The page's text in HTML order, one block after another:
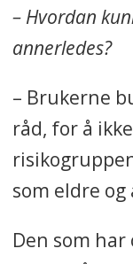
– Hvordan
annerledes?
– Brukerne
råd, for å
som eldre og
Den som